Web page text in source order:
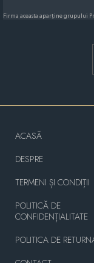
Firma aceasta aparține grupului
ACASĂ
DESPRE
TERMENI ȘI CONDIȚII
POLITICĂ DE
CONFIDENȚIALITATE
POLITICA DE